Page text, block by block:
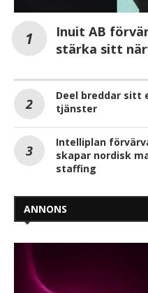
Inuit AB
stärka sitt
Deel breddar sitt
tjänster
Intelliplan
skapar nordisk
staffing
ANNONS